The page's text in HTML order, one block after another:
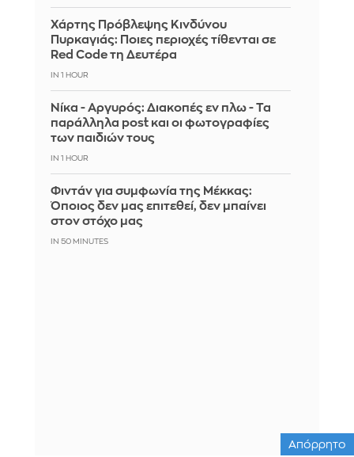
Χάρτης Πρόβλεψης Κινδύνου
Πυρκαγιάς: Ποιες περιοχές τίθενται σε
Red Code τη Δευτέρα
IN 1 HOUR
Νίκα - Αργυρός: Διακοπές εν πλω - Τα
παράλληλα post και οι φωτογραφίες
των παιδιών τους
IN 1 HOUR
Φιντάν για συμφωνία της Μέκκας:
Όποιος δεν μας επιτεθεί, δεν μπαίνει
στον στόχο μας
IN 50 MINUTES
Απόρρητο